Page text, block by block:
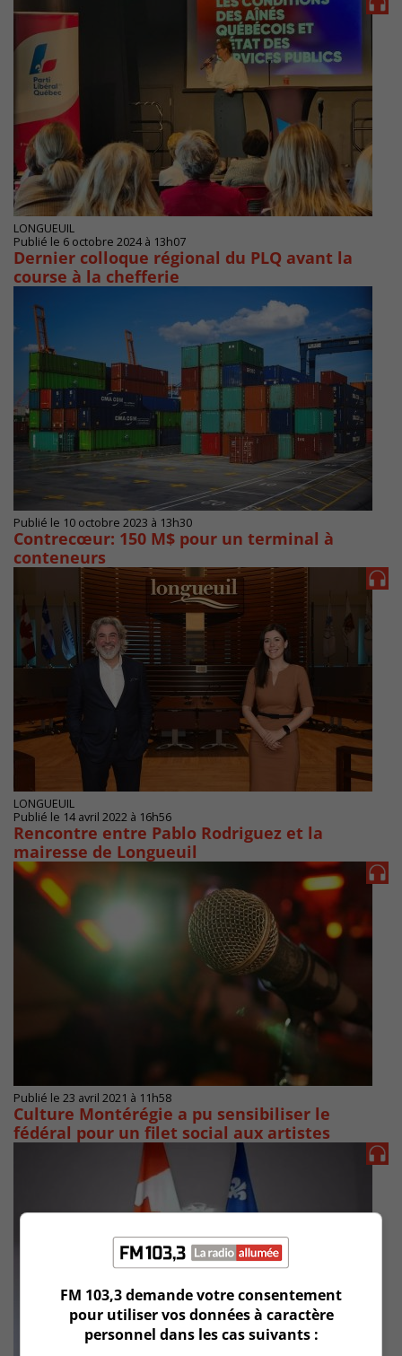
LONGUEUIL
Publié le 6 octobre 2024 à 13h07
Dernier colloque régional du PLQ avant la
course à la chefferie
Publié le 10 octobre 2023 à 13h30
Contrecœur: 150 M$ pour un terminal à
conteneurs
LONGUEUIL
Publié le 14 avril 2022 à 16h56
Rencontre entre Pablo Rodriguez et la
mairesse de Longueuil
Publié le 23 avril 2021 à 11h58
Culture Montérégie a pu sensibiliser le
fédéral pour un filet social aux artistes
FM 103,3 demande votre consentement
pour utiliser vos données à caractère
personnel dans les cas suivants :